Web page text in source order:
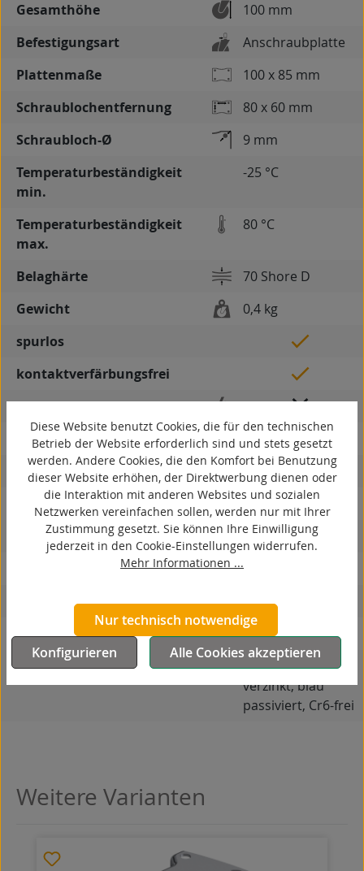
Gesamthöhe
100 mm
Befestigungsart
Anschraubplatte
Plattenmaße
100 x 85 mm
Schraublochentfernung
80 x 60 mm
Schraubloch-Ø
9 mm
Temperaturbeständigkeit
min.
-25 °C
Temperaturbeständigkeit
max.
80 °C
Belaghärte
70 Shore D
Gewicht
0,4 kg
spurlos
kontaktverfärbungsfrei
antistatisch
ESD
elektrisch leitfähig
korrosionsbeständig
hitzebeständig
autoklaventauglich
Produkttyp
Bockrolle
Material Gehäuse
Stahlblech
Oberfläche Gehäuse
galvanisch
verzinkt, blau
passiviert, Cr6-frei
Produktgalerie überspringen
Weitere Varianten
Diese Website benutzt Cookies, die für den technischen
Betrieb der Website erforderlich sind und stets gesetzt
werden. Andere Cookies, die den Komfort bei Benutzung
dieser Website erhöhen, der Direktwerbung dienen oder
die Interaktion mit anderen Websites und sozialen
Netzwerken vereinfachen sollen, werden nur mit Ihrer
Zustimmung gesetzt. Sie können Ihre Einwilligung
jederzeit in den Cookie-Einstellungen widerrufen.
Mehr Informationen ...
Nur technisch notwendige
Konfigurieren
Alle Cookies akzeptieren